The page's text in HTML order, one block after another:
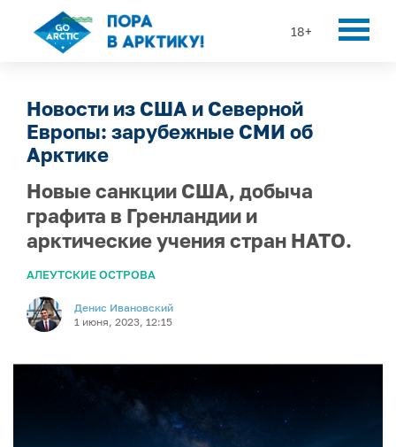
18+
Новости из США и Северной
Европы: зарубежные СМИ об
Арктике
Новые санкции США, добыча
графита в Гренландии и
арктические учения стран НАТО.
АЛЕУТСКИЕ ОСТРОВА
Денис Ивановский
1 июня, 2023, 12:15